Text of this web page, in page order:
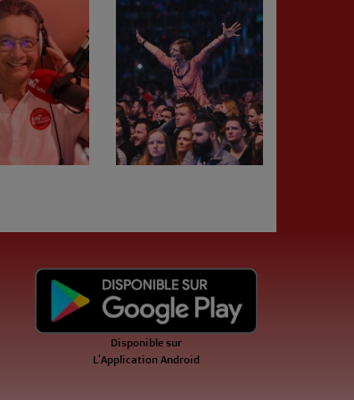
Disponible sur
L'Application Android